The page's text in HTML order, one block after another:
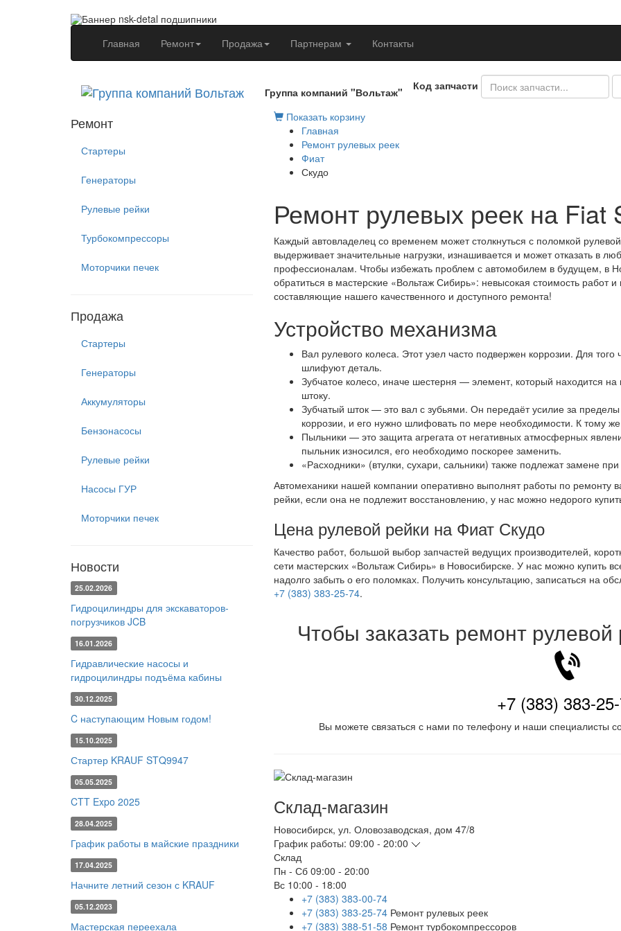
Главная (current)Ремонт Продажа Партнерам Контакты
Группа компаний "Вольтаж"
Код запчасти
Ремонт
Стартеры
Генераторы
Рулевые рейки
Турбокомпрессоры
Моторчики печек
Продажа
Стартеры
Генераторы
Аккумуляторы
Бензонасосы
Рулевые рейки
Насосы ГУР
Моторчики печек
Новости
25.02.2026
Гидроцилиндры для экскаваторов-
погрузчиков JCB
16.01.2026
Гидравлические насосы и
гидроцилиндры подъёма кабины
30.12.2025
C наступающим Новым годом!
15.10.2025
Стартер KRAUF STQ9947
05.05.2025
CTT Expo 2025
28.04.2025
График работы в майские праздники
17.04.2025
Начните летний сезон с KRAUF
05.12.2023
Мастерская переехала
Показать корзину
Главная
Ремонт рулевых реек
Фиат
Скудо
Ремонт рулевых реек на Fiat
Каждый автовладелец со временем может столкнуться с поломкой
выдерживает значительные нагрузки, изнашивается и может отказать в
профессионалам. Чтобы избежать проблем с автомобилем в будущем, в
обратиться в мастерские «Вольтаж Сибирь»: невысокая стоимость
составляющие нашего качественного и доступного ремонта!
Устройство механизма
Вал рулевого колеса. Этот узел часто подвержен коррозии. Для
шлифуют деталь.
Зубчатое колесо, иначе шестерня — элемент, который находится
штоку.
Зубчатый шток — это вал с зубьями. Он передаёт усилие за
коррозии, и его нужно шлифовать по мере необходимости. К тому
Пыльники — это защита агрегата от негативных атмосферных
пыльник износился, его необходимо поскорее заменить.
«Расходники» (втулки, сухари, сальники) также подлежат замене
Автомеханики нашей компании оперативно выполнят работы по ремонту
рейки, если она не подлежит восстановлению, у нас можно недорого
Цена рулевой рейки на Фиат Скудо
Качество работ, большой выбор запчастей ведущих производителей,
сети мастерских «Вольтаж Сибирь» в Новосибирске. У нас можно купить
надолго забыть о его поломках. Получить консультацию, записаться на
+7 (383) 383-25-74.
Чтобы заказать ремонт
+7 (383) 383-
Вы можете связаться с нами по телефону и наши специалисты
Склад-магазин
Новосибирск, ул. Оловозаводская, дом 47/8
График работы: 09:00 - 20:00
Склад
Пн - Сб 09:00 - 20:00
Вс 10:00 - 18:00
+7 (383) 383-00-74
+7 (383) 383-25-74 Ремонт рулевых реек
+7 (383) 388-51-58 Ремонт турбокомпрессоров